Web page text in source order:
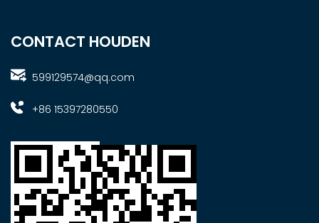
CONTACT HOUDEN
599129574@qq.com
+86 15397280550